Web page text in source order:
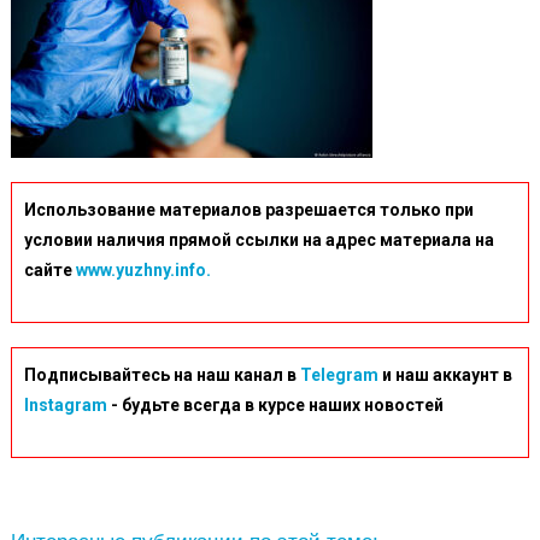
Использование материалов разрешается только при
условии наличия прямой ссылки на адрес материала на
сайтеwww.yuzhny.info.
Подписывайтесь на наш канал в Telegram и наш аккаунт в
Instagram - будьте всегда в курсе наших новостей